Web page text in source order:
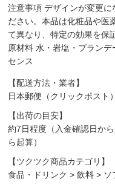
注意事項 デザインが変更に
ださい。本品は化粧品や医
て異なり、特定の効果を保
原材料 水・岩塩・ブラン
センス
【配送方法・業者】
日本郵便（クリックポスト）
【出荷の目安】
約7日程度（入金確認日か
ら起算）
【ツクツク商品カテゴリ】
食品・ドリンク >飲料 > ソ